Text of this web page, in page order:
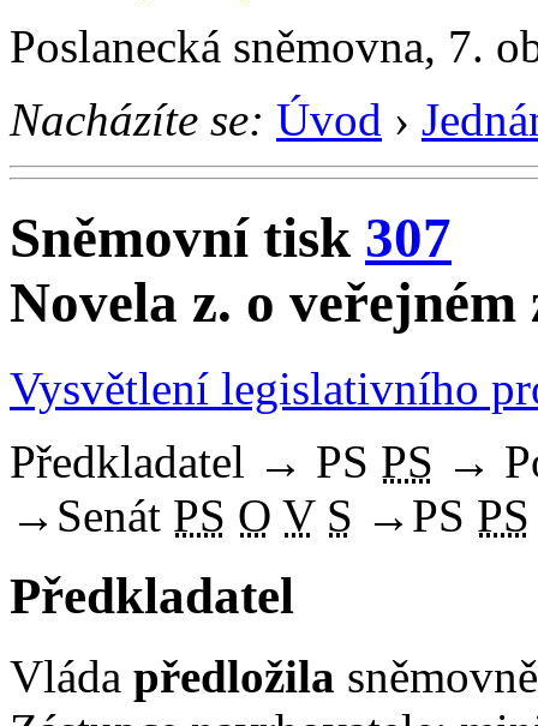
Poslanecká sněmovna, 7.
Nacházíte se: Úvod ›
Sněmovní tisk 307
Novela z. o
Vysvětlení legislativního
Předkladatel → PS PS →
→ Senát PS O V S → PS PS
Předkladatel
Vláda předložila